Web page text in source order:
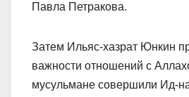
Павла Петракова.
Затем Ильяс-хазрат Юнкин
важности отношений с
мусульмане совершили Ид-